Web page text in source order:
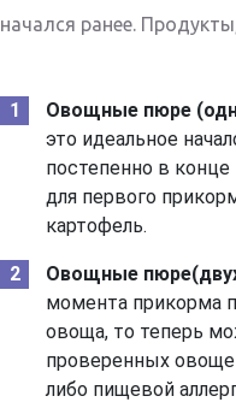
начался ранее.
Овощные пюре
это идеальное
постепенно в
для первого
картофель.
Овощные
момента прикорма
овоща, то теперь
проверенных
либо пищевой